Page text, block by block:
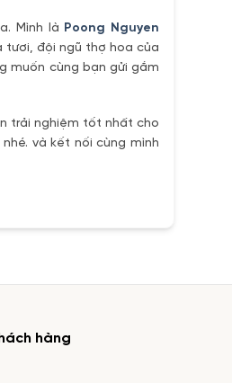
Mình là Poong Nguyen
tươi, đội ngũ thợ hoa của
muốn cùng bạn gửi gắm
trải nghiệm tốt nhất cho
và kết nối cùng mình
hàng